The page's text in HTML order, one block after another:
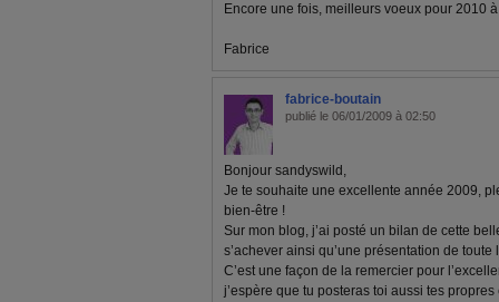
Encore une fois, meilleurs voeux pour 2010
Fabrice
fabrice-boutain
publié le 06/01/2009 à 02:50
Bonjour sandyswild,
Je te souhaite une excellente année 2009,
bien-être !
Sur mon blog, j’ai posté un bilan de cette
s’achever ainsi qu’une présentation de
C’est une façon de la remercier pour
j’espère que tu posteras toi aussi tes